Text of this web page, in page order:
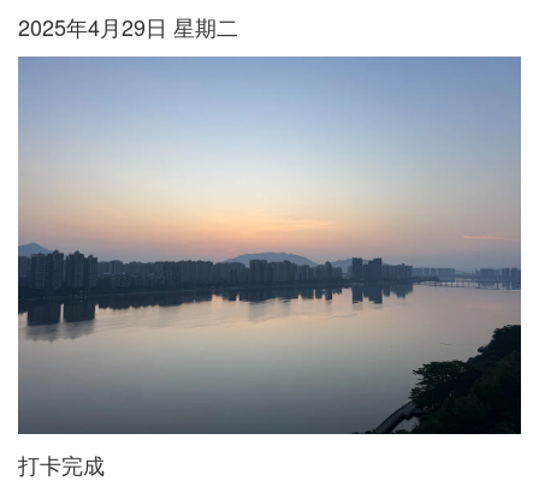
2025年4月29日 星期二
打卡完成